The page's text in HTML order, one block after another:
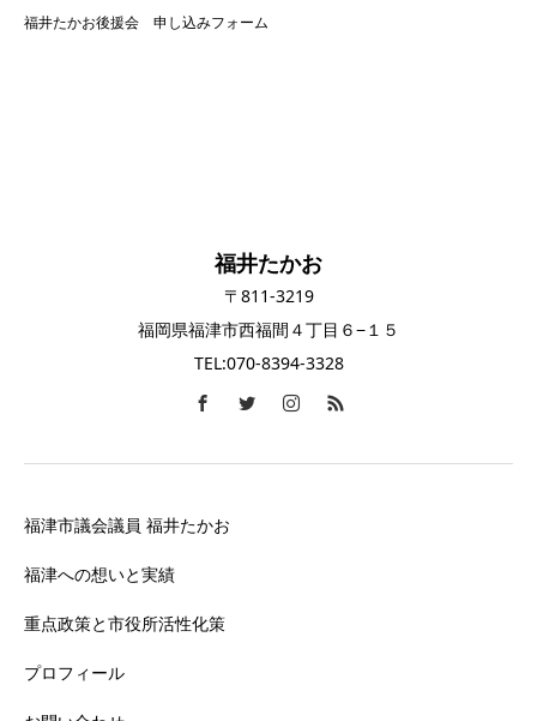
福井たかお後援会 申し込みフォーム
福井たかお
〒811-3219
福岡県福津市西福間４丁目６−１５
TEL:070-8394-3328
福津市議会議員 福井たかお
福津への想いと実績
重点政策と市役所活性化策
プロフィール